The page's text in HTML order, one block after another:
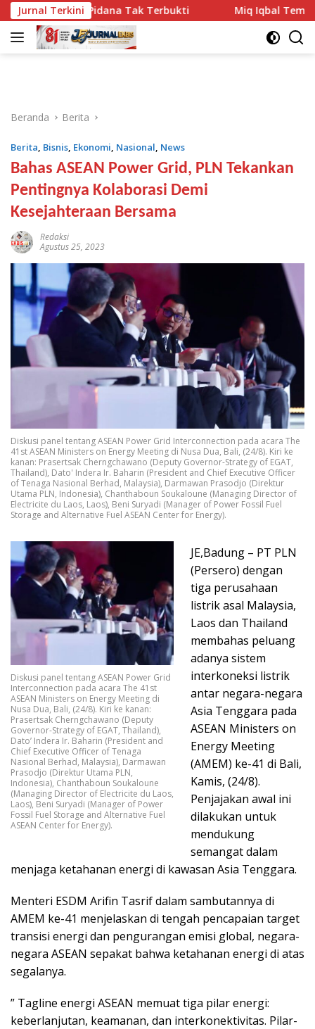
Langsung
ke
konten
Jurnal Terkini
Pidana Tak Terbukti Miq Iqbal Temukan Model SMK
Beranda Berita
Berita, Bisnis, Ekonomi, Nasional, News
Bahas ASEAN Power Grid, PLN Tekankan
Pentingnya Kolaborasi Demi
Kesejahteraan Bersama
Redaksi
Agustus 25, 2023
Diskusi panel tentang ASEAN Power Grid Interconnection pada acara The
41st ASEAN Ministers on Energy Meeting di Nusa Dua, Bali, (24/8). Kiri ke
kanan: Prasertsak Cherngchawano (Deputy Governor-Strategy of EGAT,
Thailand), Dato' Indera Ir. Baharin (President and Chief Executive Officer
of Tenaga Nasional Berhad, Malaysia), Darmawan Prasodjo (Direktur
Utama PLN, Indonesia), Chanthaboun Soukaloune (Managing Director of
Electricite du Laos, Laos), Beni Suryadi (Manager of Power Fossil Fuel
Storage and Alternative Fuel ASEAN Center for Energy).
Diskusi panel tentang ASEAN Power Grid
Interconnection pada acara The 41st
ASEAN Ministers on Energy Meeting di
Nusa Dua, Bali, (24/8). Kiri ke kanan:
Prasertsak Cherngchawano (Deputy
Governor-Strategy of EGAT, Thailand),
Dato’ Indera Ir. Baharin (President and
Chief Executive Officer of Tenaga
Nasional Berhad, Malaysia), Darmawan
Prasodjo (Direktur Utama PLN,
Indonesia), Chanthaboun Soukaloune
(Managing Director of Electricite du Laos,
Laos), Beni Suryadi (Manager of Power
Fossil Fuel Storage and Alternative Fuel
ASEAN Center for Energy).
JE,Badung – PT PLN
(Persero) dengan
tiga perusahaan
listrik asal Malaysia,
Laos dan Thailand
membahas peluang
adanya sistem
interkoneksi listrik
antar negara-negara
Asia Tenggara pada
ASEAN Ministers on
Energy Meeting
(AMEM) ke-41 di Bali,
Kamis, (24/8).
Penjajakan awal ini
dilakukan untuk
mendukung
semangat dalam
menjaga ketahanan energi di kawasan Asia Tenggara.
Menteri ESDM Arifin Tasrif dalam sambutannya di
AMEM ke-41 menjelaskan di tengah pencapaian target
transisi energi dan pengurangan emisi global, negara-
negara ASEAN sepakat bahwa ketahanan energi di atas
segalanya.
” Tagline energi ASEAN memuat tiga pilar energi:
keberlanjutan, keamanan, dan interkonektivitas. Pilar-